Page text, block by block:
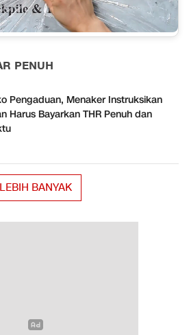
PENUH
Pengaduan, Menaker Instruksikan
Harus Bayarkan THR Penuh dan
LEBIH BANYAK